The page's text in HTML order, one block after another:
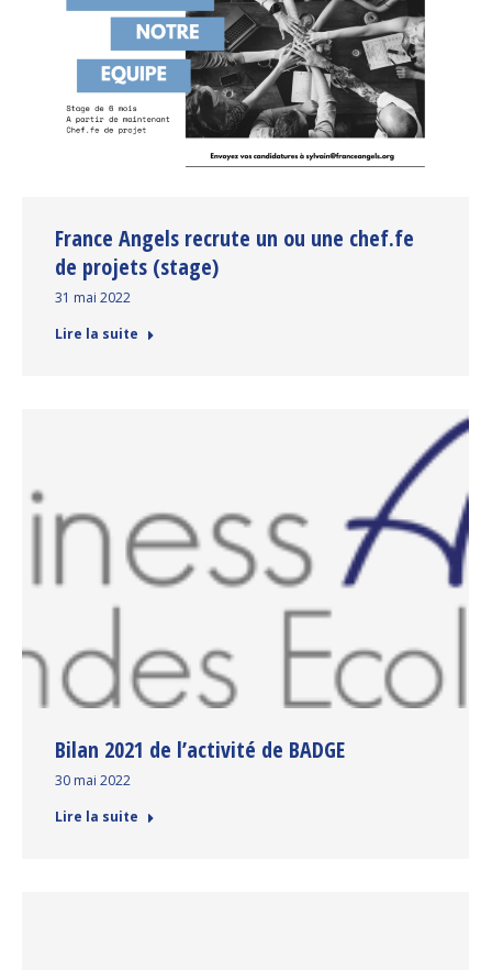
France Angels recrute un ou une chef.fe
de projets (stage)
31 mai 2022
Lire la suite
Bilan 2021 de l’activité de BADGE
30 mai 2022
Lire la suite